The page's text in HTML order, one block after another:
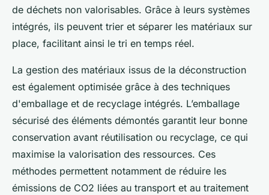
de déchets non valorisables. Grâce à leurs systèmes
intégrés, ils peuvent trier et séparer les matériaux sur
place, facilitant ainsi le tri en temps réel.
La gestion des matériaux issus de la déconstruction
est également optimisée grâce à des techniques
d'emballage et de recyclage intégrés. L’emballage
sécurisé des éléments démontés garantit leur bonne
conservation avant réutilisation ou recyclage, ce qui
maximise la valorisation des ressources. Ces
méthodes permettent notamment de réduire les
émissions de CO2 liées au transport et au traitement